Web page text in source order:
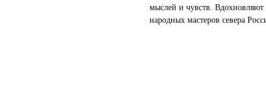
мыслей и чувств.
народных мастеров севера